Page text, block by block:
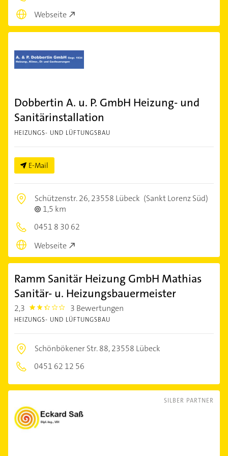
Webseite
Dobbertin A. u. P. GmbH Heizung- und
Sanitärinstallation
HEIZUNGS- UND LÜFTUNGSBAU
E-Mail
Schützenstr. 26,23558 Lübeck (Sankt Lorenz Süd)
1,5 km
0451 8 30 62
Webseite
Ramm Sanitär Heizung GmbH Mathias
Sanitär- u. Heizungsbauermeister
2,3 2.3 3 Bewertungen
HEIZUNGS- UND LÜFTUNGSBAU
Schönbökener Str. 88,23558 Lübeck
0451 62 12 56
SILBER PARTNER